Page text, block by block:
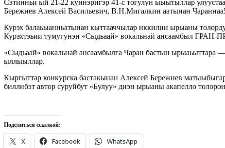
Сэтинньи ый 21-22 куннэригэр 41-с тогулун ыыытыллар
Бережнев Алексей Васильевич, В.Н.Мигалкин аатынан
Курэх балаьыанньатынан кыттааччылар иккилии ырыаны
Курэхтэьии тумугунэн «Сыдьаай» вокальнай ансаамбыл ГРАН-
«Сыдьаай» вокальнай ансаамбылга Чаран бастын ырыаьыттара
ыллыыллар.
Кыргыттар конкурска бастакынан Алексей Бережнев
биллибэт автор суруйбут «Булуу» диэн ырыаны акапелло
Поделиться ссылкой:
X Facebook WhatsApp